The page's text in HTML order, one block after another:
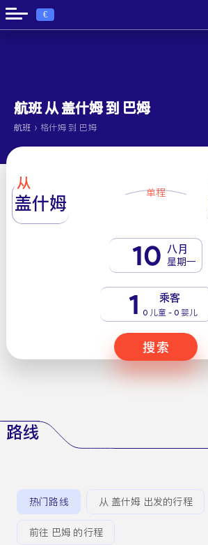
€
航班 从 盖什姆 到 巴姆
航班 › 格什姆 到 巴姆
从
盖什姆 单程
10 八月
星期一
1 乘客
0 儿童 - 0 婴儿
搜索
路线
热门路线 从 盖什姆 出发的行程
前往 巴姆 的行程